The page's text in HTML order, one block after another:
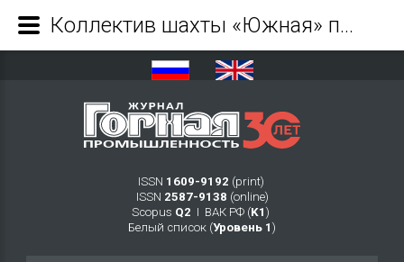
ISSN 1609-9192 (print)
ISSN 2587-9138 (online)
Scopus Q2 Ι ВАК РФ (K1 )
Белый список (Уровень 1 )
Коллектив шахты «Южная» празднует 15-летие предприятия - Журнал Горная промышленность